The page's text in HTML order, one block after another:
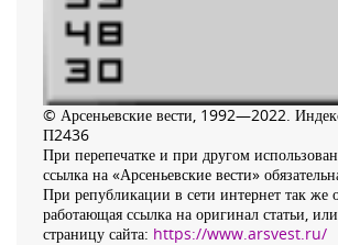
© Арсеньевские вести, 1992—2022.
П2436
При перепечатке и при другом
ссылка на «Арсеньевские вести»
При републикации в сети интернет так же
работающая ссылка на оригинал статьи,
страницу сайта: https://www.arsvest.ru/